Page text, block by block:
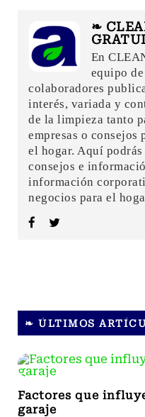
❧
En
equipo
colaboradores
interés, variada y
de la limpieza tanto
empresas o
el hogar. Aquí
consejos e
información
negocios para el
❧ ÚLTIMOS
Factores que
garaje